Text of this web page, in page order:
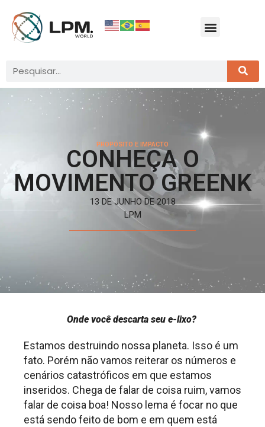
PROPÓSITO E IMPACTO
CONHEÇA O
MOVIMENTO GREENK
13 DE JUNHO DE 2018
LPM
Onde você descarta seu e-lixo?
Estamos destruindo nossa planeta. Isso é um
fato. Porém não vamos reiterar os números e
cenários catastróficos em que estamos
inseridos. Chega de falar de coisa ruim, vamos
falar de coisa boa! Nosso lema é focar no que
está sendo feito de bom e em quem está